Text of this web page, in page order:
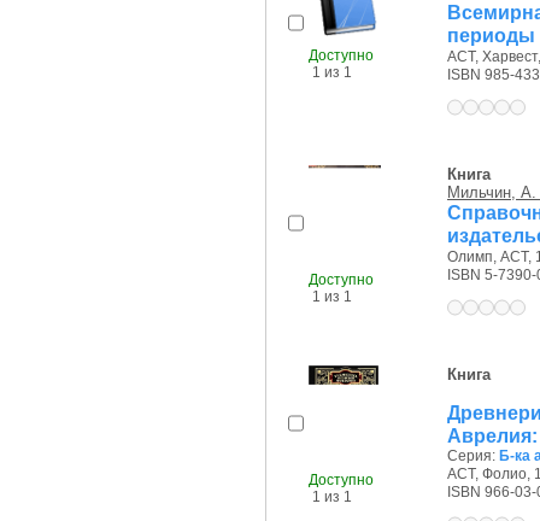
Доступно
1 из 1
периоды
АСТ,
ISBN 985-
Доступно
1 из 1
Книга
Мильчин,
Олимп, АСТ,
ISBN 5-
Доступно
1 из 1
Книга
Аврелия:
Серия: Б-ка
АСТ, Фолио,
ISBN 966-